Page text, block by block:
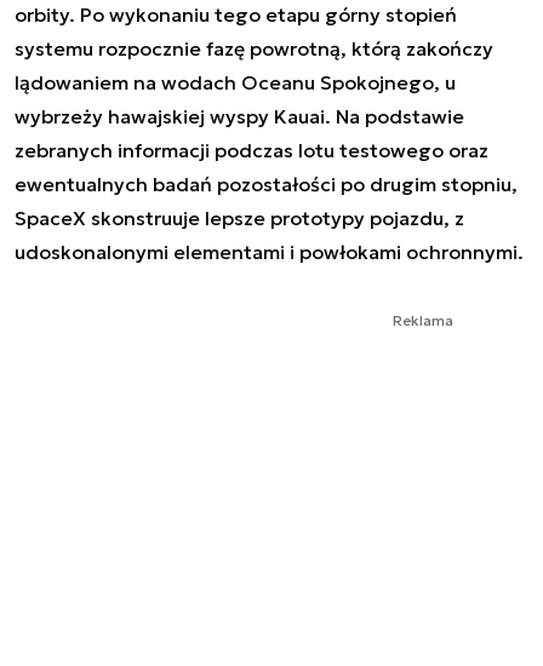
orbity. Po wykonaniu tego etapu górny stopień
systemu rozpocznie fazę powrotną, którą zakończy
lądowaniem na wodach Oceanu Spokojnego, u
wybrzeży hawajskiej wyspy Kauai. Na podstawie
zebranych informacji podczas lotu testowego oraz
ewentualnych badań pozostałości po drugim stopniu,
SpaceX skonstruuje lepsze prototypy pojazdu, z
udoskonalonymi elementami i powłokami ochronnymi.
Reklama